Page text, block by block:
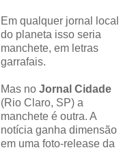
Em qualquer jornal local
do planeta isso seria
manchete, em letras
garrafais.
Mas no Jornal Cidade
(Rio Claro, SP) a
manchete é outra. A
notícia ganha dimensão
em uma foto-release da